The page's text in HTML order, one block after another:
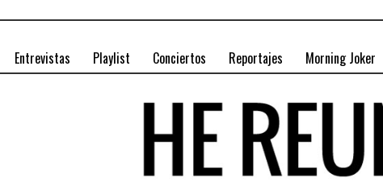
Entrevistas Playlist Conciertos Reportajes Morning Joker